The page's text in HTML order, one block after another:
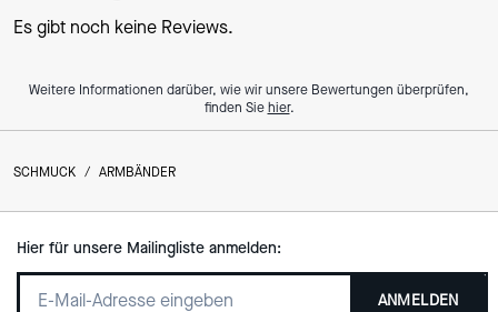
Es gibt noch keine Reviews.
Weitere Informationen darüber, wie wir unsere Bewertungen überprüfen,
finden Siehier.
SCHMUCK / ARMBÄNDER
Hier für unsere Mailingliste anmelden:
ANMELDEN